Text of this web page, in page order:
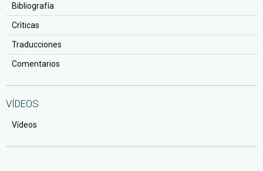
Bibliografía
Crìticas
Traducciones
Comentarios
VÍDEOS
Vídeos